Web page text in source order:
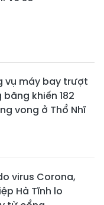
vụ máy bay trượt
khiến 182
vong ở Thổ Nhĩ
virus Corona,
Hà Tĩnh lo